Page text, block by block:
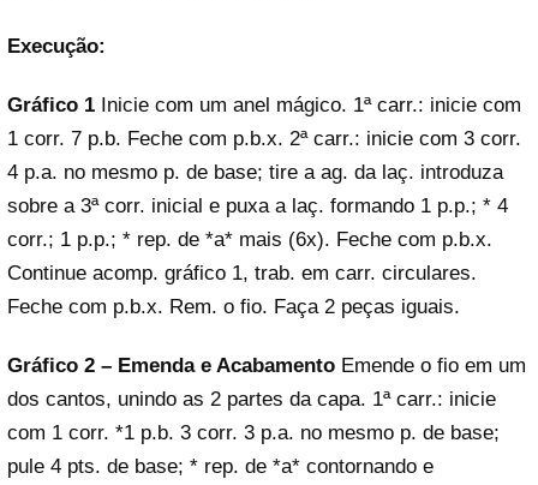
Execução:
Gráfico 1 Inicie com um anel mágico. 1ª carr.: inicie com
1 corr. 7 p.b. Feche com p.b.x. 2ª carr.: inicie com 3 corr.
4 p.a. no mesmo p. de base; tire a ag. da laç. introduza
sobre a 3ª corr. inicial e puxa a laç. formando 1 p.p.; * 4
corr.; 1 p.p.; * rep. de *a* mais (6x). Feche com p.b.x.
Continue acomp. gráfico 1, trab. em carr. circulares.
Feche com p.b.x. Rem. o fio. Faça 2 peças iguais.
Gráfico 2 – Emenda e Acabamento Emende o fio em um
dos cantos, unindo as 2 partes da capa. 1ª carr.: inicie
com 1 corr. *1 p.b. 3 corr. 3 p.a. no mesmo p. de base;
pule 4 pts. de base; * rep. de *a* contornando e